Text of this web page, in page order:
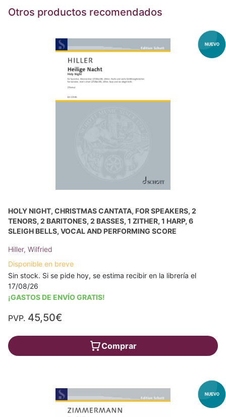
Otros productos recomendados
HOLY NIGHT, CHRISTMAS CANTATA, FOR SPEAKERS, 2
TENORS, 2 BARITONES, 2 BASSES, 1 ZITHER, 1 HARP, 6
SLEIGH BELLS, VOCAL AND PERFORMING SCORE
Hiller, Wilfried
Disponible en breve
Sin stock. Si se pide hoy, se estima recibir en la librería el
17/08/26
¡GASTOS DE ENVÍO GRATIS!
PVP. 45,50€
Comprar